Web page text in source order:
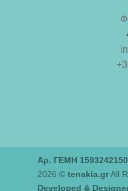
Αρ. ΓΕΜΗ
2026 © tenakia.grAll
Developed &